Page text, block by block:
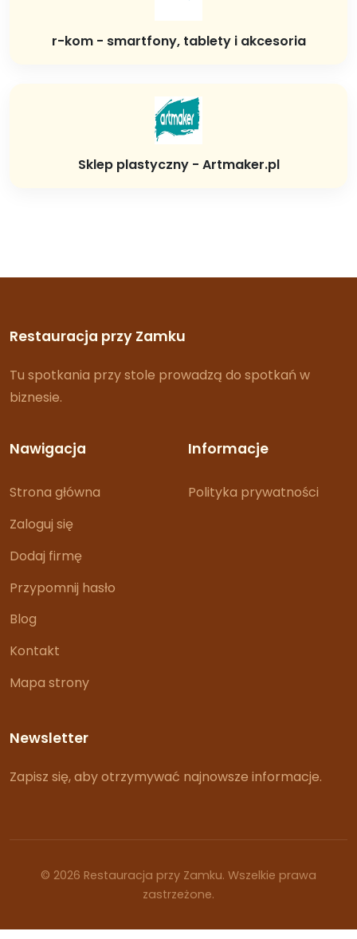
r-kom - smartfony, tablety i akcesoria
Sklep plastyczny - Artmaker.pl
Restauracja przy Zamku
Tu spotkania przy stole prowadzą do spotkań w
biznesie.
Nawigacja
Strona główna
Zaloguj się
Dodaj firmę
Przypomnij hasło
Blog
Kontakt
Mapa strony
Informacje
Polityka prywatności
Newsletter
Zapisz się, aby otrzymywać najnowsze informacje.
© 2026 Restauracja przy Zamku. Wszelkie prawa
zastrzeżone.